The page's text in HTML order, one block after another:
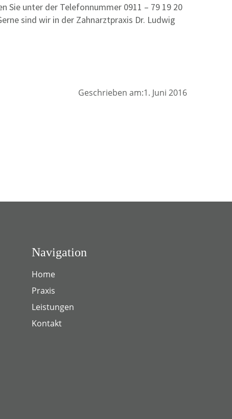
Sie unter der Telefonnummer 0911 – 79 19 20
sind wir in der Zahnarztpraxis Dr. Ludwig
Geschrieben am:1. Juni 2016
Navigation
Home
Praxis
Leistungen
Kontakt